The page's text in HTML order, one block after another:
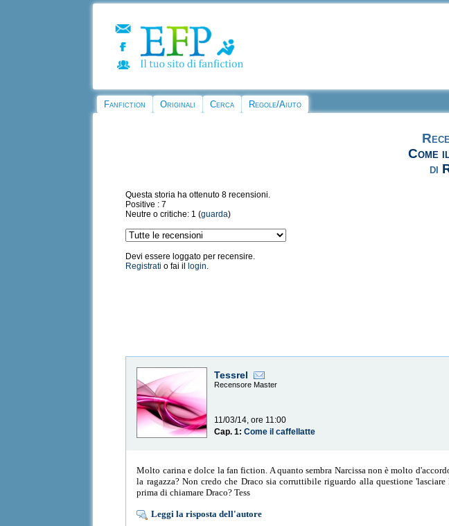
Fanfiction Originali Cerca Regole/Aiuto
Come
di
Questa storia ha ottenuto 8 recensioni.
Positive : 7
Neutre o critiche: 1 (guarda)
Devi essere loggato per recensire.
Registrati o fai il login.
Tessrel
Recensore Master
11/03/14, ore 11:00
Cap. 1:Come il caffellatte
Molto carina e dolce la fan fiction. A quanto sembra Narcissa non è molto
la ragazza? Non credo che Draco sia corruttibile riguardo alla questione
prima di chiamare Draco? Tess
Leggi la risposta dell'autore